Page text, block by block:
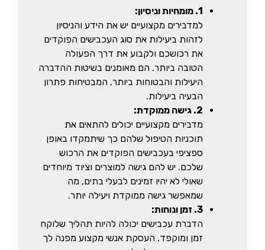
1. מומחיות וניסיון:
למדבירים מקצועיים יש את הידע והניסיון
לזהות ביעילות את סוג העכבישים הפוקדים
את רכושכם ולקבוע את דרך הפעולה
הטובה ביותר. הם מאומנים בשיטות ההדברה
היעילות והבטוחות ביותר, המבטיחות פתרון
הבעיה ביעילות.
2. גישה ממוקדת:
מדבירים מקצועיים יכולים להתאים את
תוכניות הטיפול שלהם כך שיתמקדו באופן
ספציפי בעכבישים הפוקדים את הרכוש
שלכם. יש להם גישה למוצרים וציוד מיוחדים
שאולי לא יהיו זמינים לבעלי בתים, מה
שמאפשר גישה ממוקדת ויעילה יותר.
3. זמן ונוחות:
הדברת עכבישים יכולה להיות תהליך שלוקח
זמן ומוקפד. העסקת אנשי מקצוע מפנה לך